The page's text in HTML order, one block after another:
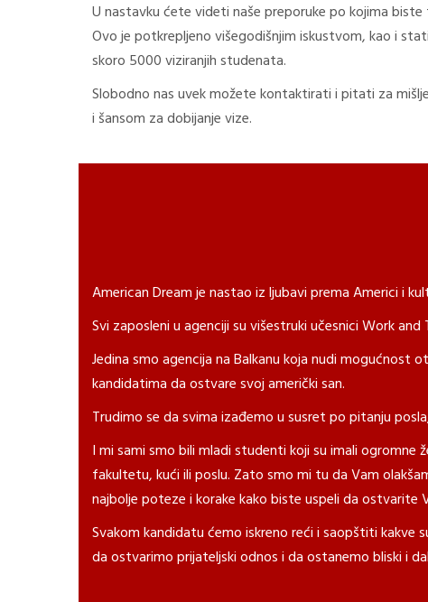
U nastavku ćete videti naše preporuke po kojima
Ovo je potkrepljeno višegodišnjim iskustvom, kao i
skoro 5000 viziranjih studenata.
Slobodno nas uvek možete kontaktirati i pitati za
i šansom za dobijanje vize.
American Dream je nastao iz ljubavi prema Americi i
Svi zaposleni u agenciji su višestruki učesnici Work
Jedina smo agencija na Balkanu koja nudi
kandidatima da ostvare svoj američki san.
Trudimo se da svima izađemo u susret po pitanju
I mi sami smo bili mladi studenti koji su imali ogromne
fakultetu, kući ili poslu. Zato smo mi tu da Vam
najbolje poteze i korake kako biste uspeli da ostvarite
Svakom kandidatu ćemo iskreno reći i saopštiti kakve
da ostvarimo prijateljski odnos i da ostanemo bliski i